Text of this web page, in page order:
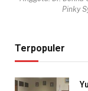
Pinky
Terpopuler